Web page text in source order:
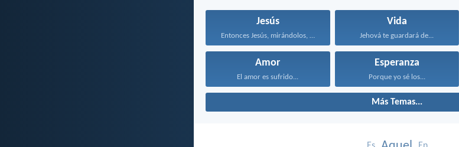
Jesús
Entonces Jesús, mirándolos, dijo...
Vida
Jehová te guardará de...
Amor
El amor es sufrido...
Esperanza
Porque yo sé los...
Más Temas...